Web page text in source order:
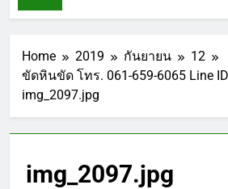
Home 2019 กันยายน
12
ขัดหินขัด โทร. 061-659-6065 Line
img_2097.jpg
img_2097.jpg